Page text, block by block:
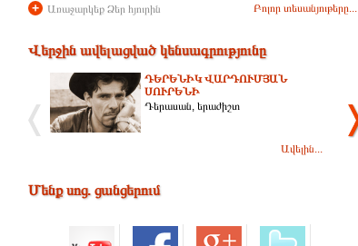
+ Առաջարկեք Ձեր հյուրին Բոլոր տեսանյութերը...
Վերջին ավելացված կենսագրությունը
ԴԵՐԵՆԻԿ ՎԱՐԴՈՒՄՅԱՆ
ՍՈՒՐԵՆԻ
Դերասան, երաժիշտ
Ավելին...
Մենք սոց. ցանցերում